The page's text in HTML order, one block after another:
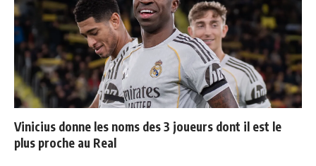
Vinicius donne les noms des 3 joueurs dont il est le
plus proche au Real